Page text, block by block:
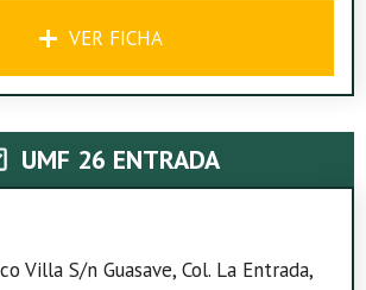
VER FICHA
UMF 26 ENTRADA
Villa S/n Guasave, Col. La Entrada,